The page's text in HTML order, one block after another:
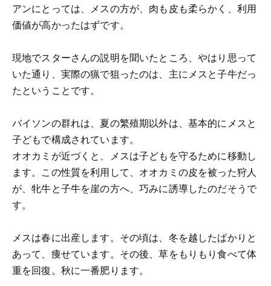
アンにとっては、メスの方が、肉も皮も柔らかく、利用
価値が高かったはずです。
現地でスターさんの説明を聞いたところ、やはり思って
いた通り、実際の猟で狙ったのは、主にメスと子牛だっ
たということです。
バイソンの群れは、夏の繁殖期以外は、基本的にメスと
子どもで構成されています。
オオカミが近づくと、メスは子どもを守るために移動し
ます。この性質を利用して、オオカミの皮を被った狩人
が、牝牛と子牛を崖の方へ、巧みに誘導したのだそうで
す。
メスは春に出産します。その頃は、冬を越したばかりと
あって、痩せています。その後、草をもりもり食べて体
重を回復。秋に一番肥ります。